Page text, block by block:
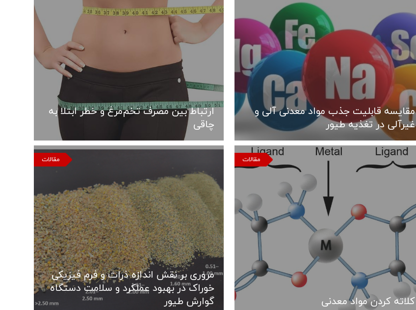
مقایسه قابلیت جذب مواد معدنی آلی و
غیرآلی در تغذیه طیور
ارتباط بین مصرف تخم‌مرغ و خطر ابتلا به
چاقی
کلاته کردن مواد معدنی
مقالات
مروری بر نقش اندازه ذرات و فرم فیزیکی
خوراک در بهبود عملکرد و سلامت دستگاه
گوارش طیور
مقالات